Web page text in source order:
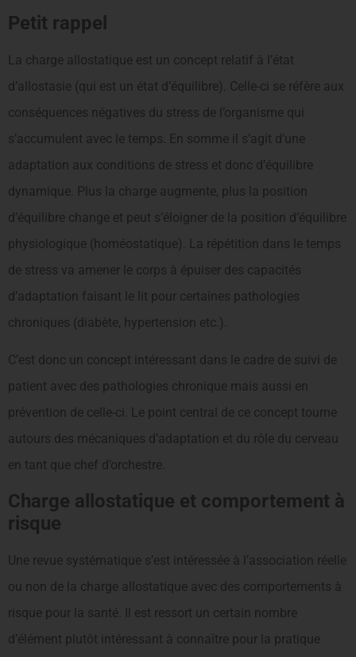
Petit rappel
La charge allostatique est un concept relatif à l’état
d’allostasie (qui est un état d’équilibre). Celle-ci se réfère aux
conséquences négatives du stress de l’organisme qui
s’accumulent avec le temps. En somme il s’agit d’une
adaptation aux conditions de stress et donc d’équilibre
dynamique. Plus la charge augmente, plus la position
d’équilibre change et peut s’éloigner de la position d’équilibre
physiologique (homéostatique). La répétition dans le temps
de stress va amener le corps à épuiser des capacités
d’adaptation faisant le lit pour certaines pathologies
chroniques (diabète, hypertension etc.).
C’est donc un concept intéressant dans le cadre de suivi de
patient avec des pathologies chronique mais aussi en
prévention de celle-ci. Le point central de ce concept tourne
autours des mécaniques d’adaptation et du rôle du cerveau
en tant que chef d’orchestre.
Charge allostatique et comportement à
risque
Une revue systématique s’est intéressée à l’association réelle
ou non de la charge allostatique avec des comportements à
risque pour la santé. Il est ressort un certain nombre
d’élément plutôt intéressant à connaître pour la pratique